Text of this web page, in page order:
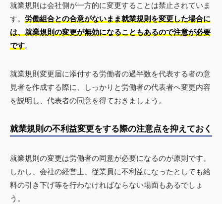
就業規則は会社側が一方的に変更することは禁止されていま
す。 労働組合との合意がないまま就業規則を変更した場合に
は、就業規則の変更が無効になることもあるので注意が必要
です。
就業規則変更届に添付する労働者の過半数を代表する者の意
見者を作成する際に、しっかりと労働者の代表者へ変更内容
を説明し、代表者の同意を得ておきましょう。
就業規則の不利益変更をする際の注意点を抑えておく
就業規則の変更は労働者の同意が必要になるのが原則です。
しかし、会社の経営上、従業員に不利益になったとしても給
料の引き下げ等を行わなければならない場面もあるでしょ
う。